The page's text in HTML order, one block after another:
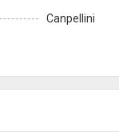
Canpellini